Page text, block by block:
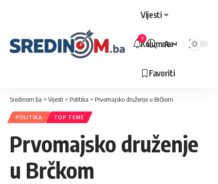
Vijesti
Kolumne
Favoriti
9
Veličina
Aa
Sredinom.ba > Vijesti > Politika > Prvomajsko druženje u Brčkom
POLITIKA TOP TEME
Prvomajsko druženje
u Brčkom